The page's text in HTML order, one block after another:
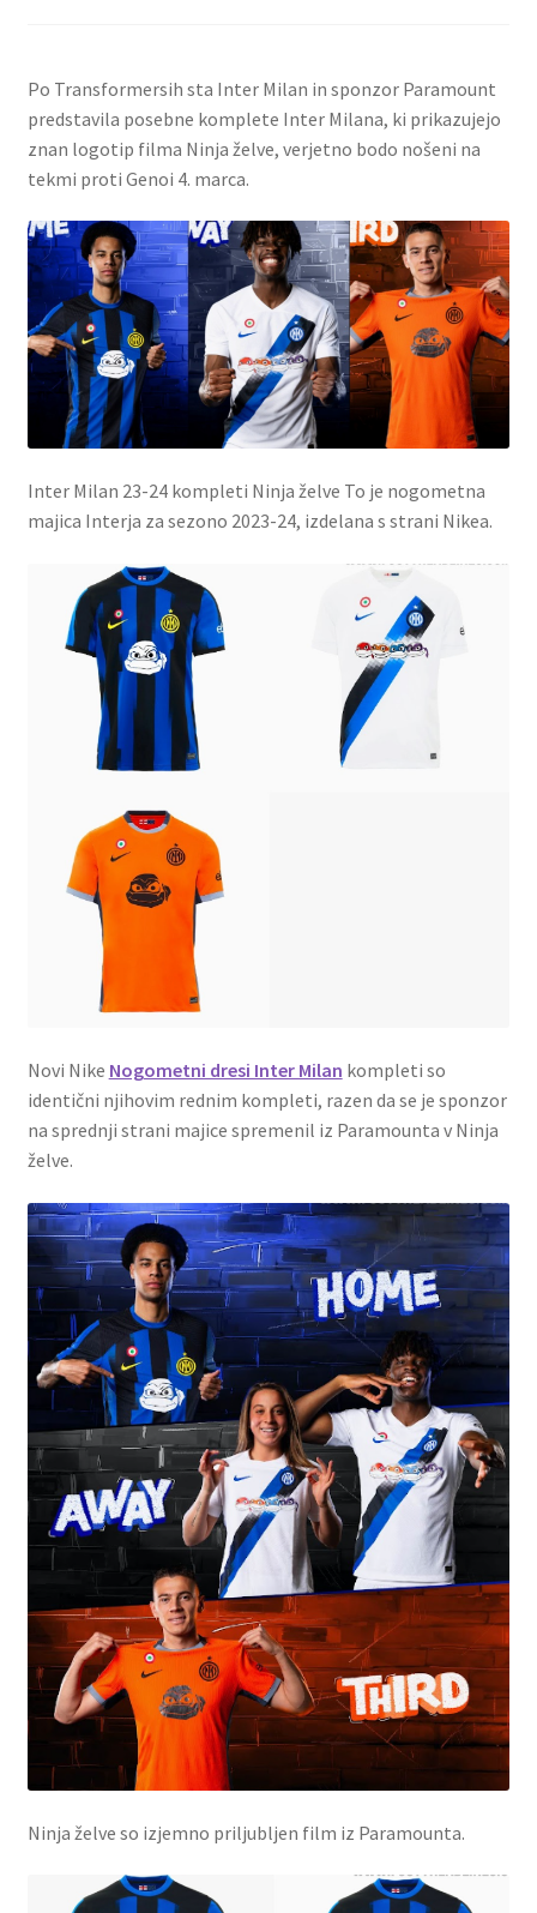
Po Transformersih sta Inter Milan in sponzor Paramount
predstavila posebne komplete Inter Milana, ki prikazujejo
znan logotip filma Ninja želve, verjetno bodo nošeni na
tekmi proti Genoi 4. marca.
Inter Milan 23-24 kompleti Ninja želve To je nogometna
majica Interja za sezono 2023-24, izdelana s strani Nikea.
Novi Nike Nogometni dresi Inter Milan kompleti so
identični njihovim rednim kompleti, razen da se je sponzor
na sprednji strani majice spremenil iz Paramounta v Ninja
želve.
Ninja želve so izjemno priljubljen film iz Paramounta.